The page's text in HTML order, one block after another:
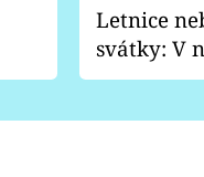
Letnice
svátky: V
pondělí